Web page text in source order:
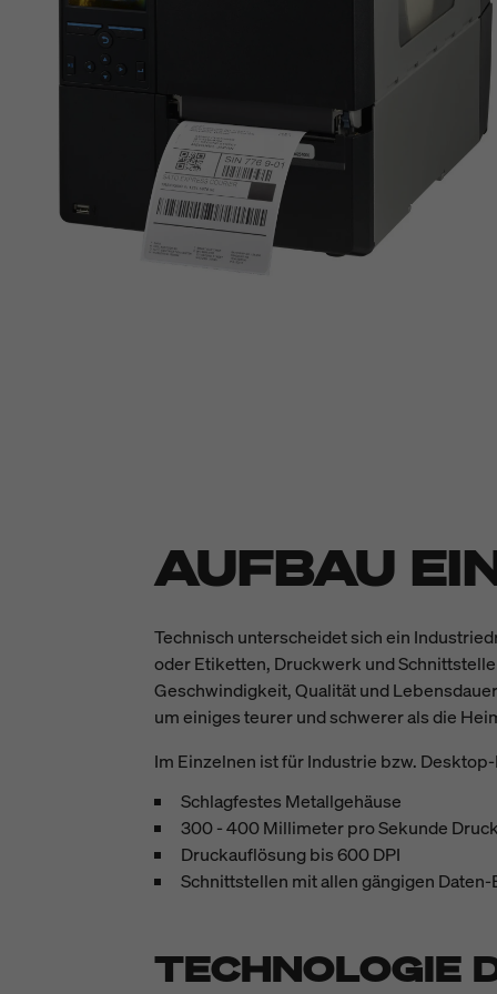
AUFBAU
Technisch unterscheidet sich ein
oder Etiketten, Druckwerk und
Geschwindigkeit, Qualität und
um einiges teurer und schwerer als die
Im Einzelnen ist für Industrie bzw.
Schlagfestes Metallgehäuse
300 - 400 Millimeter pro Sekunde
Druckauflösung bis 600 DPI
Schnittstellen mit allen gängigen
TECHNOLOGIE